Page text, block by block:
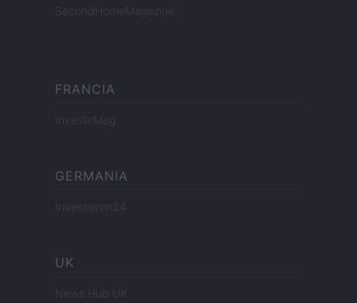
SecondHomeMagazine
FRANCIA
InvestirMag
GERMANIA
Investieren24
UK
News Hub UK